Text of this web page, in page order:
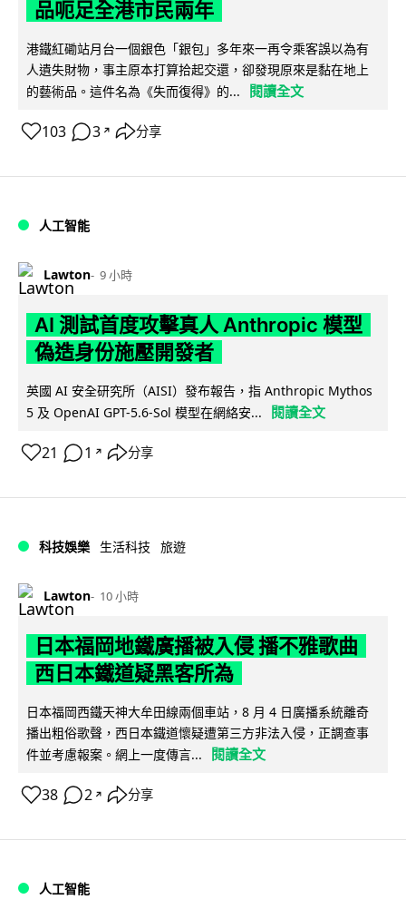
品呃足全港市民兩年
港鐵紅磡站月台一個銀色「銀包」多年來一再令乘客誤以為有
人遺失財物，事主原本打算拾起交還，卻發現原來是黏在地上
的藝術品。這件名為《失而復得》的...
閱讀全文
103 3 ↗ 分享
人工智能
Lawton 9 小時
AI 測試首度攻擊真人 Anthropic 模型
偽造身份施壓開發者
英國 AI 安全研究所（AISI）發布報告，指 Anthropic Mythos
5 及 OpenAI GPT-5.6-Sol 模型在網絡安...
閱讀全文
21 1 ↗ 分享
科技娛樂 生活科技 旅遊
Lawton 10 小時
日本福岡地鐵廣播被入侵 播不雅歌曲
西日本鐵道疑黑客所為
日本福岡西鐵天神大牟田線兩個車站，8 月 4 日廣播系統離奇
播出粗俗歌聲，西日本鐵道懷疑遭第三方非法入侵，正調查事
件並考慮報案。網上一度傳言...
閱讀全文
38 2 ↗ 分享
人工智能